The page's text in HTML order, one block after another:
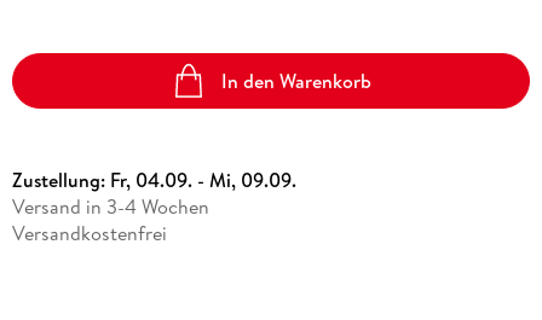
In den Warenkorb
Zustellung: Fr, 04.09. - Mi, 09.09.
Versand in 3-4 Wochen
Versandkostenfrei